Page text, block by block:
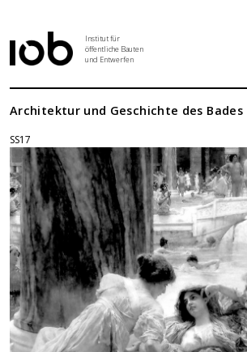
Institut für
öffentliche Bauten
und Entwerfen
Institut
Aktuelles
Entwurf
Seminar
Abschlussarbeiten
Grundlehre
Architektur und Geschichte des Bades
SS17